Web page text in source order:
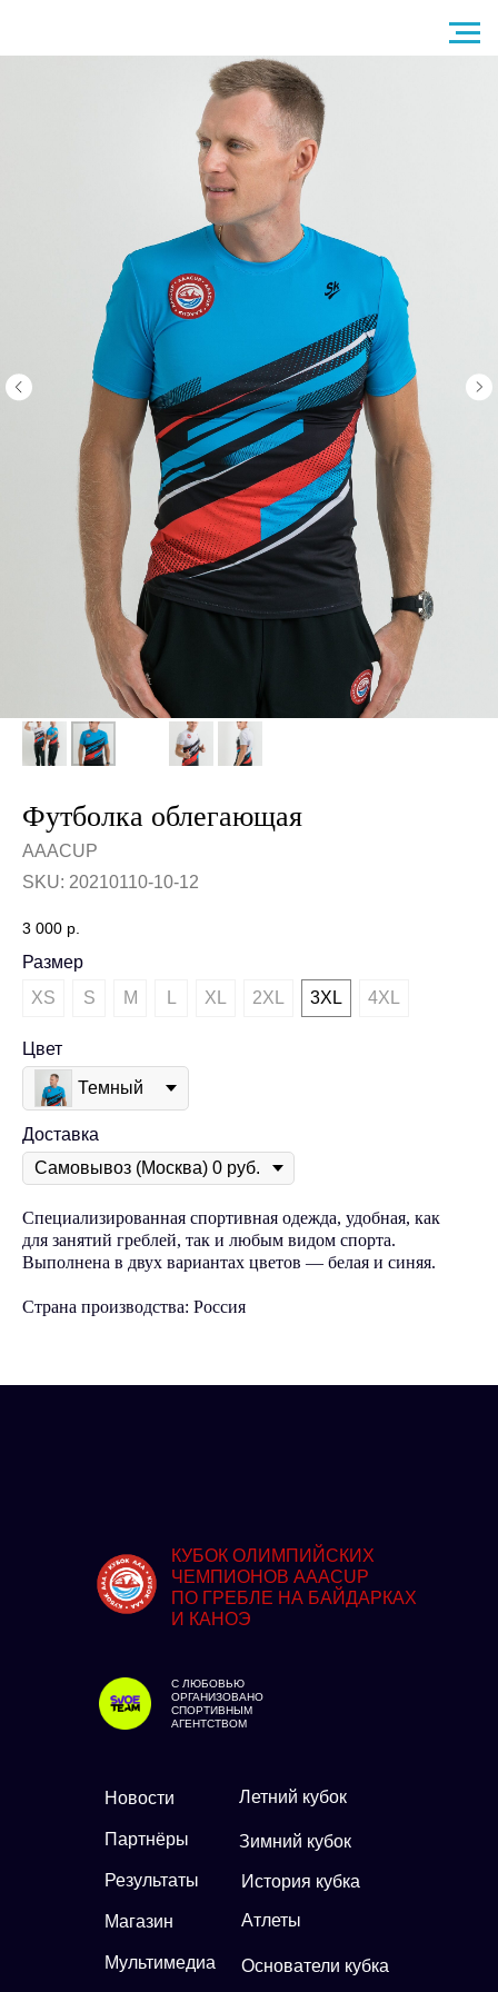
Футболка облегающая
AAACUP
SKU: 20210110-10-12
3 000 р.
Размер
XS
S M XL 2XL 3XL 4XL
Цвет
Темный
Доставка
Специализированная спортивная одежда, удобная, как
для занятий греблей, так и любым видом спорта.
Выполнена в двух вариантах цветов — белая и синяя.
Страна производства: Россия
КУБОК ОЛИМПИЙСКИХ
ЧЕМПИОНОВ AAACUP
ПО ГРЕБЛЕ НА БАЙДАРКАХ
И КАНОЭ
С ЛЮБОВЬЮ
ОРГАНИЗОВАНО
СПОРТИВНЫМ
АГЕНТСТВОМ
Новости
Партнёры
Результаты
Магазин
Мультимедиа
Летний кубок
Зимний кубок
История кубка
Атлеты
Основатели кубка